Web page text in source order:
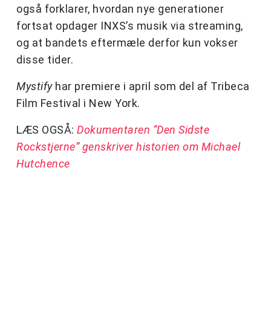
også forklarer, hvordan nye generationer
fortsat opdager INXS’s musik via streaming,
og at bandets eftermæle derfor kun vokser
disse tider.
Mystify har premiere i april som del af Tribeca
Film Festival i New York.
LÆS OGSÅ: Dokumentaren ”Den Sidste
Rockstjerne” genskriver historien om Michael
Hutchence